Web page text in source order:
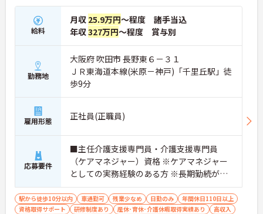
給料
月収 25.9万円～程度 諸手当込
年収327万円～程度 賞与別
勤務地
大阪府 吹田市 長野東６－３１
ＪＲ東海道本線(米原－神戸)「千里丘駅」徒
歩9分
雇用形態 正社員(正職員)
応募要件
■主任介護支援専門員・介護支援専門員
（ケアマネジャー）資格 ※ケアマネジャー
としての実務経験のある方 ※長期勤続が可
能な方を歓迎
駅から徒歩10分以内 車通勤可 残業少なめ 日勤のみ
年間休日110日以上
資格取得サポート
研修制度あり 産休･育休･介護休暇取得実績あり
高収入